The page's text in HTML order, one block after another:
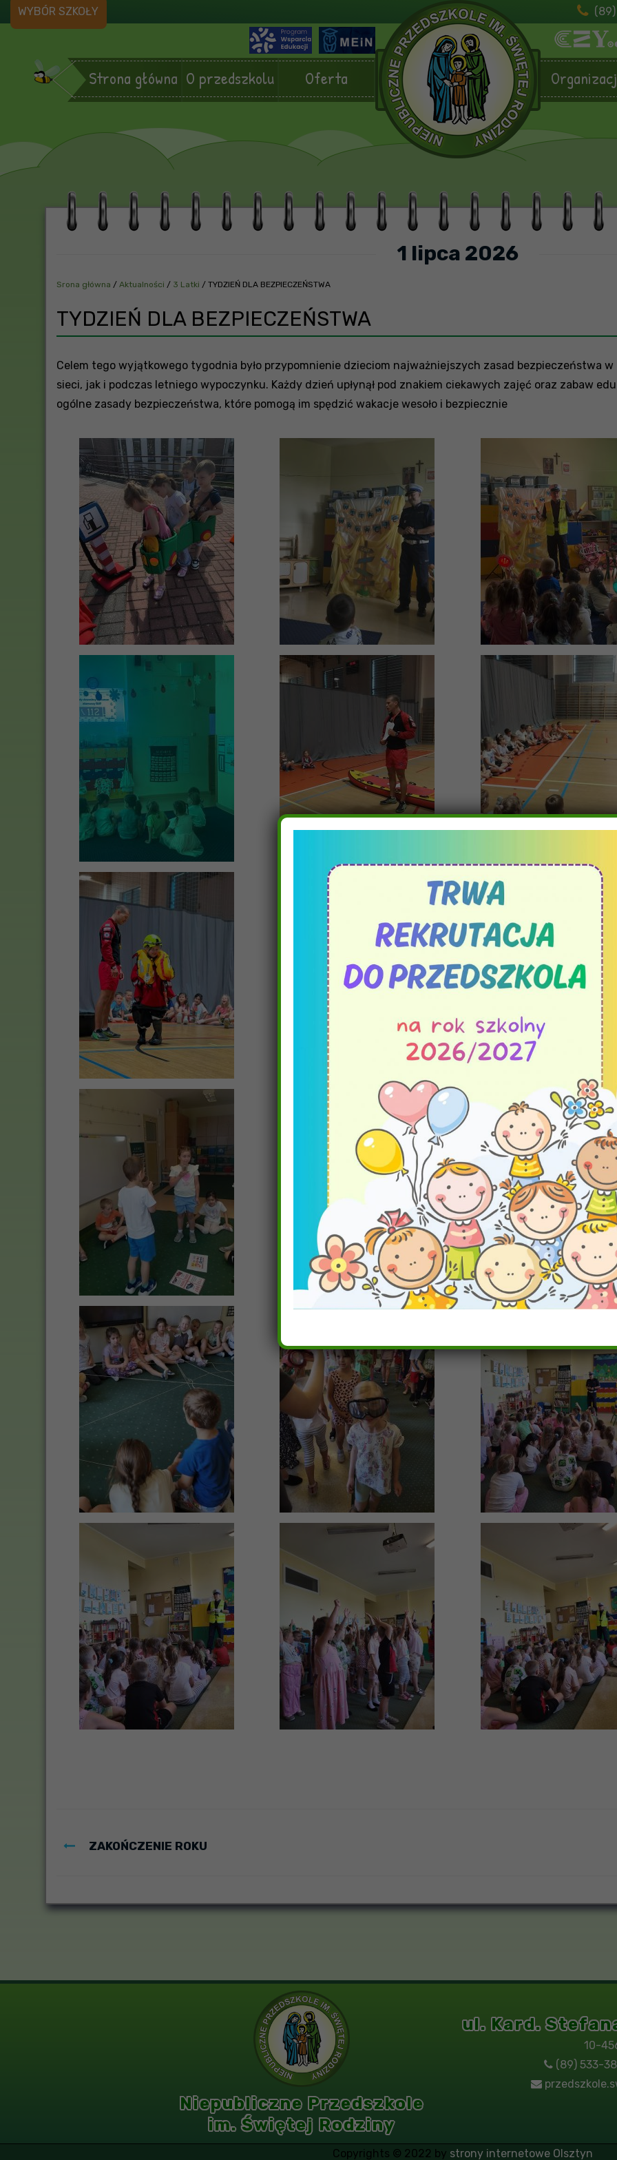
WYBÓR SZKOŁY
Strona główna O przedszkolu Oferta
1 lipca 2026
Srona główna / Aktualności / 3 Latki / TYDZIEŃ DLA BEZPIECZEŃSTWA
TYDZIEŃ DLA BEZPIECZEŃSTWA
Celem tego wyjątkowego tygodnia było przypomnienie dzieciom najważniejszych zasad bezpieczeństwa
sieci, jak i podczas letniego wypoczynku. Każdy dzień upłynął pod znakiem ciekawych zajęć oraz zabaw
ogólne zasady bezpieczeństwa, które pomogą im spędzić wakacje wesoło i bezpiecznie
ZAKOŃCZENIE ROKU
Niepubliczne Przedszkole
im. Świętej Rodziny
ul. Kard.
10-
(89) 533-
Copyrights © 2022 by strony internetowe Olsztyn